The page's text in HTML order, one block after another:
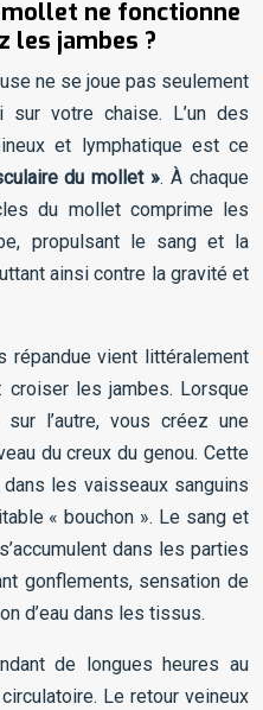
ne fonctionne
les jambes ?
ne se joue pas seulement
votre chaise. L’un des
et lymphatique est ce
du mollet ». À chaque
du mollet comprime les
propulsant le sang et la
ainsi contre la gravité et
répandue vient littéralement
croiser les jambes. Lorsque
l’autre, vous créez une
du creux du genou. Cette
les vaisseaux sanguins
« bouchon ». Le sang et
dans les parties
gonflements, sensation de
d’eau dans les tissus.
de longues heures au
Le retour veineux